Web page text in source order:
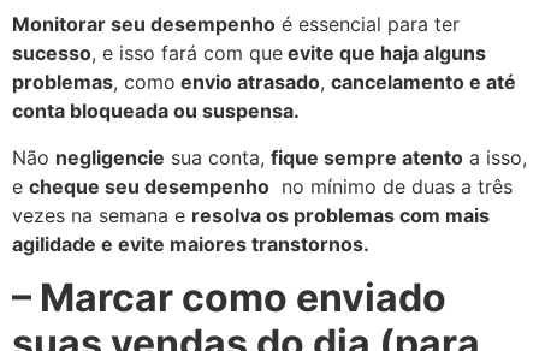
Monitorar seu desempenho é essencial para ter
sucesso, e isso fará com que evite que haja alguns
problemas, como envio atrasado, cancelamento e até
conta bloqueada ou suspensa.
Não negligencie sua conta, fique sempre atento a isso,
e cheque seu desempenho no mínimo de duas a três
vezes na semana e resolva os problemas com mais
agilidade e evite maiores transtornos.
– Marcar como enviado